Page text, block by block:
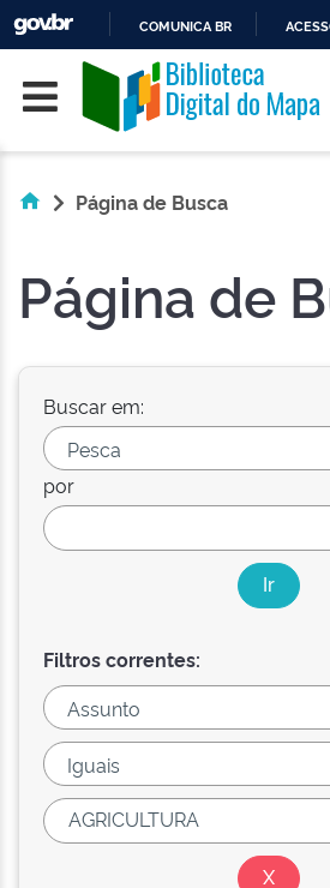
O
CONTEÚDO
COMUNICA BR
Skip navigation
Página de Busca
Página de
Buscar em:
por
Filtros correntes: